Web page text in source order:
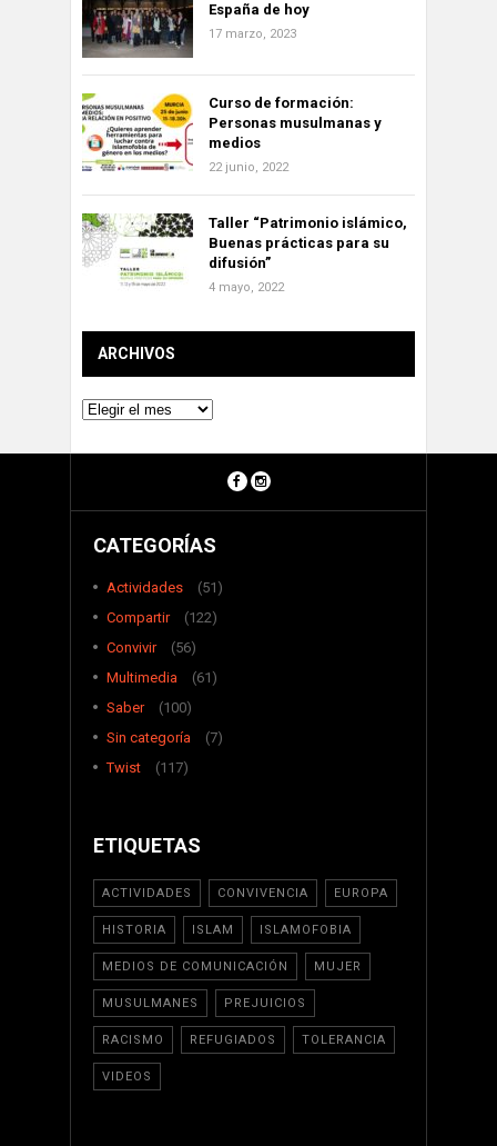
España de hoy
17 marzo, 2023
Curso de formación:
Personas musulmanas y
medios
22 junio, 2022
Taller “Patrimonio islámico,
Buenas prácticas para su
difusión”
4 mayo, 2022
ARCHIVOS
Archivos
CATEGORÍAS
Actividades
(51)
Compartir
(122)
Convivir
(56)
Multimedia
(61)
Saber
(100)
Sin categoría
(7)
Twist
(117)
ETIQUETAS
ACTIVIDADES CONVIVENCIA EUROPA
HISTORIA ISLAM ISLAMOFOBIA
MEDIOS DE COMUNICACIÓN MUJER
MUSULMANES PREJUICIOS
RACISMO REFUGIADOS TOLERANCIA
VIDEOS